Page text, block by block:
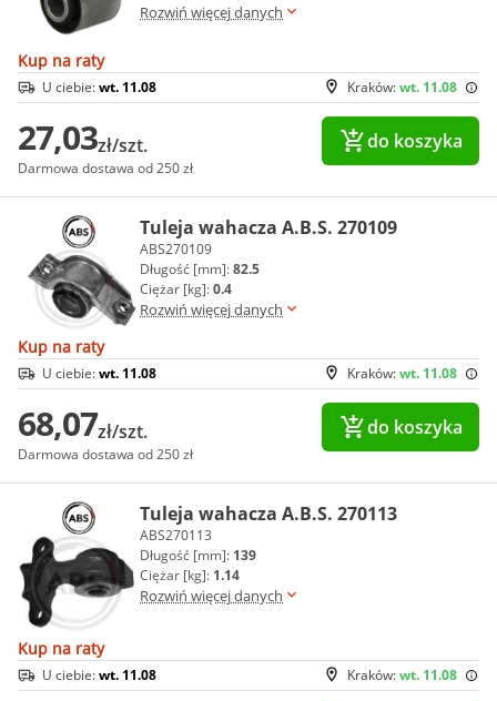
Rozwiń więcej danych
Kup na raty
Kraków:wt. 11.08
U ciebie:wt. 11.08
27,03zł/szt.
Darmowa dostawa od 250 zł
do koszyka
Tuleja wahacza A.B.S. 270109
ABS270109
Długość [mm]:82.5
Ciężar [kg]:0.4
Rozwiń więcej danych
Kup na raty
Kraków:wt. 11.08
U ciebie:wt. 11.08
68,07zł/szt.
Darmowa dostawa od 250 zł
do koszyka
Tuleja wahacza A.B.S. 270113
ABS270113
Długość [mm]: 139
Ciężar [kg]: 1.14
Rozwiń więcej danych
Kup na raty
Kraków:wt. 11.08
U ciebie:wt. 11.08